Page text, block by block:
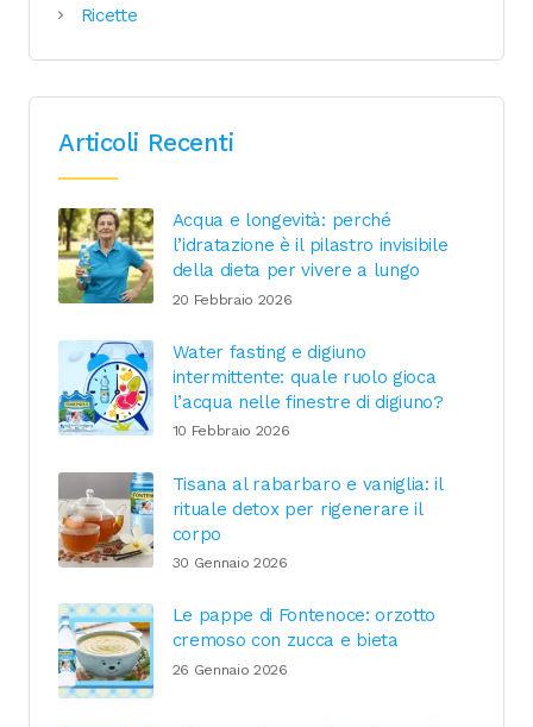
Ricette
Articoli Recenti
Acqua e longevità: perché
l’idratazione è il pilastro invisibile
della dieta per vivere a lungo
20 Febbraio 2026
Water fasting e digiuno
intermittente: quale ruolo gioca
l’acqua nelle finestre di digiuno?
10 Febbraio 2026
Tisana al rabarbaro e vaniglia: il
rituale detox per rigenerare il
corpo
30 Gennaio 2026
Le pappe di Fontenoce: orzotto
cremoso con zucca e bieta
26 Gennaio 2026